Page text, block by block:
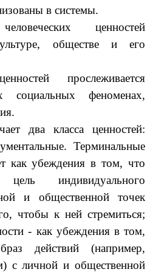
в системы.
ценностей
обществе и его
прослеживается
социальных феноменах,
два класса ценностей:
Терминальные
как убеждения в том, что
индивидуального
и общественной точек
чтобы к ней стремиться;
- как убеждения в том,
действий (например,
с личной и общественной